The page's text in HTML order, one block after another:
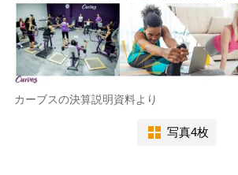
カーブスの決算説明資料より
写真4枚